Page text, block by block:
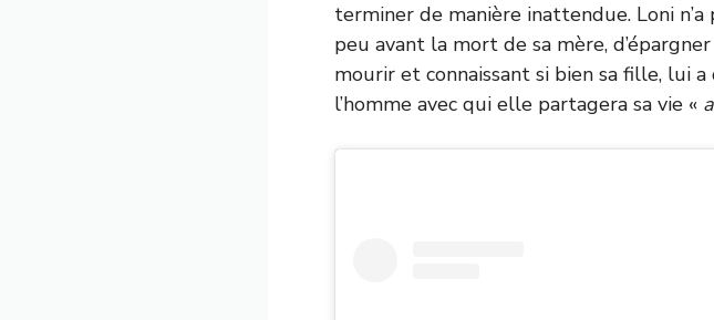
terminer de manière inattendue. Loni n’a
peu avant la mort de sa mère,
mourir et connaissant si bien sa fille, lui a
l’homme avec qui elle partagera sa vie «